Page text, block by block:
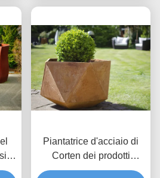
Piantatrice d'acciaio di
Corten dei prodotti
siderurgici di Corten per